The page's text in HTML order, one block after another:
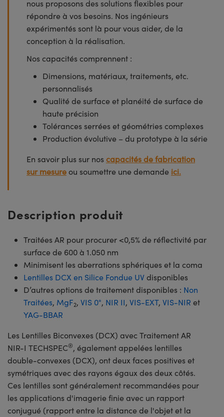
nous proposons des solutions flexibles pour
répondre à vos besoins. Nos ingénieurs
expérimentés sont là pour vous aider, de la
conception à la réalisation.
Nos capacités comprennent :
Dimensions, matériaux, traitements, etc.
personnalisés
Qualité de surface et planéité de surface de
haute précision
Tolérances serrées et géométries complexes
Production évolutive – du prototype à la série
En savoir plus sur nos capacités de fabrication
sur mesure ou soumettre une demande ici.
Description produit
Traitées AR pour procurer <0,5% de réflectivité par
surface de 600 à 1.050 nm
Minimisent les aberrations sphériques et la coma
Lentilles DCX en Silice Fondue UV disponibles
D’autres options de traitement disponibles : Non
Traitées, MgF2, VIS 0°, NIR II, VIS-EXT, VIS-NIR et
YAG-BBAR
Les Lentilles Biconvexes (DCX) avec Traitement AR
NIR-I TECHSPEC®, également appelées lentilles
double-convexes (DCX), ont deux faces positives et
symétriques avec des rayons égaux des deux côtés.
Ces lentilles sont généralement recommandées pour
les applications d'imagerie finie avec un rapport
conjugué (rapport entre la distance de l'objet et la